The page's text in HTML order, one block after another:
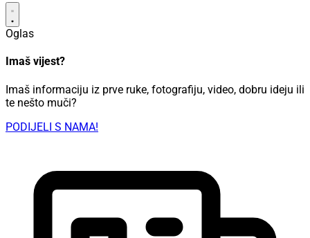
Oglas
Imaš vijest?
Imaš informaciju iz prve ruke, fotografiju, video, dobru ideju ili
te nešto muči?
PODIJELI S NAMA!